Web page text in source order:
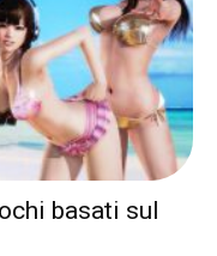
basati sul